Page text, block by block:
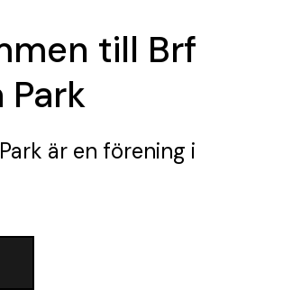
till Brf
Park
är en förening i